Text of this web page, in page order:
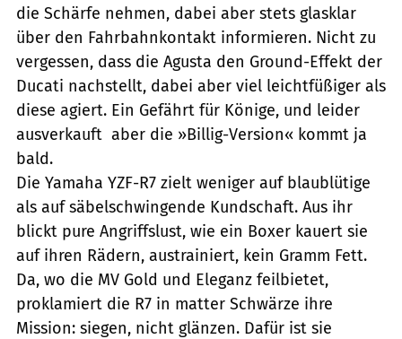
die Schärfe nehmen, dabei aber stets glasklar
über den Fahrbahnkontakt informieren. Nicht zu
vergessen, dass die Agusta den Ground-Effekt der
Ducati nachstellt, dabei aber viel leichtfüßiger als
diese agiert. Ein Gefährt für Könige, und leider
ausverkauft  aber die »Billig-Version« kommt ja
bald.
Die Yamaha YZF-R7 zielt weniger auf blaublütige
als auf säbelschwingende Kundschaft. Aus ihr
blickt pure Angriffslust, wie ein Boxer kauert sie
auf ihren Rädern, austrainiert, kein Gramm Fett.
Da, wo die MV Gold und Eleganz feilbietet,
proklamiert die R7 in matter Schwärze ihre
Mission: siegen, nicht glänzen. Dafür ist sie